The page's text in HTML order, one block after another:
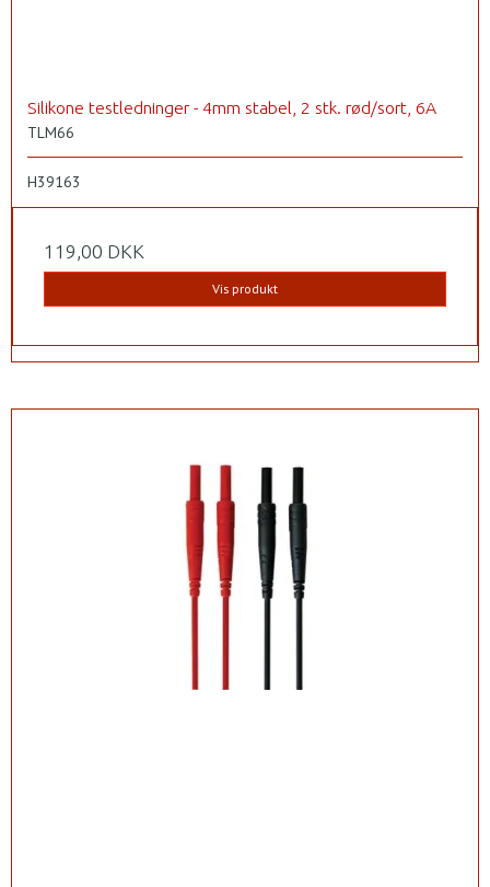
Silikone testledninger - 4mm stabel, 2 stk. rød/sort, 6A
TLM66
H39163
119,00 DKK
Vis produkt